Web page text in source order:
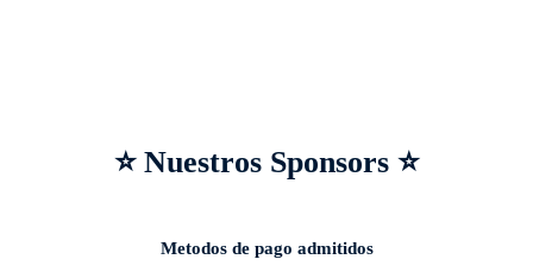
⭐ Nuestros Sponsors ⭐
Metodos de pago admitidos